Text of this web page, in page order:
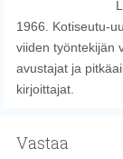
1966. Kotiseutu-
viiden työntekijän
avustajat ja
kirjoittajat.
Vastaa